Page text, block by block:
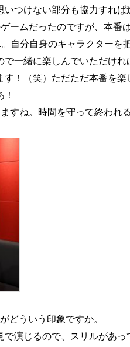
つけない部分も協力すれば
ムだったのですが、本番
自分自身のキャラクターを
一緒に楽しんでいただけれ
！（笑）ただただ本番を楽
ね。時間を守って終われ
どういう印象ですか。
演じるので、スリルがあっ